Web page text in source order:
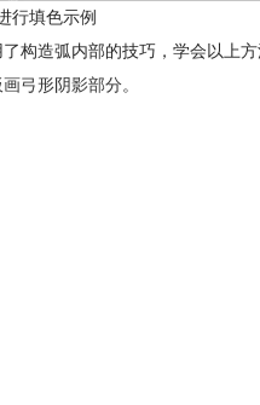
行填色示例
构造弧内部的技巧，学会以上
弓形阴影部分。